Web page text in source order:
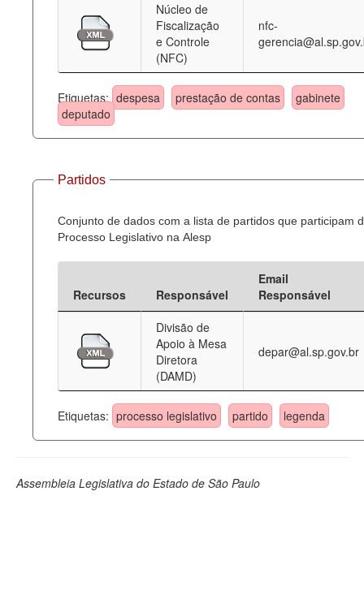
Núcleo de
Fiscalização
e Controle
(NFC)
nfc-
Etiquetas: despesa prestação de contas
gabinete
deputado
Partidos
Conjunto de dados com a lista de partidos que participam
Processo Legislativo na Alesp
Recursos Responsável
Email
Responsável
Divisão de
Apoio à Mesa
Diretora
(DAMD)
depar@al.sp.gov.br
Etiquetas: processo legislativo partido legenda
Assembleia Legislativa do Estado de São Paulo